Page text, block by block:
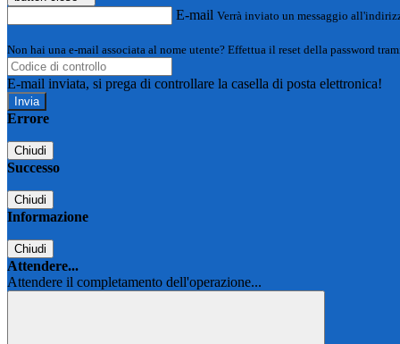
E-mail Verrà inviato un messaggio
Non hai una e-mail associata al nome utente? Effettua il reset della password
E-mail inviata, si prega di controllare la casella di posta elettronica!
Errore
Chiudi
Successo
Chiudi
Informazione
Chiudi
Attendere...
Attendere il completamento dell'operazione...